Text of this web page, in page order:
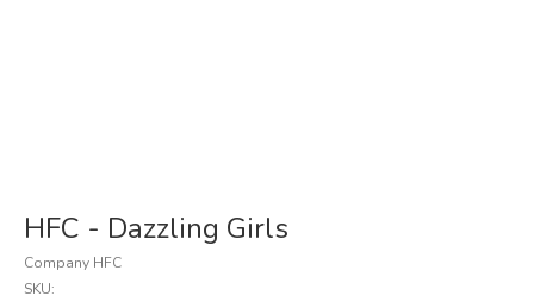
HFC - Dazzling Girls
Company HFC
SKU: